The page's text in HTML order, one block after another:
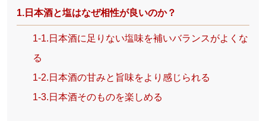
1.日本酒と塩はなぜ相性が良いのか？
1-1.日本酒に足りない塩味を補いバランスがよくな
る
1-2.日本酒の甘みと旨味をより感じられる
1-3.日本酒そのものを楽しめる